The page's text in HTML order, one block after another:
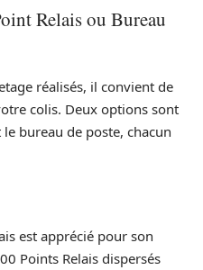
Relais ou Bureau
réalisés, il convient de
colis. Deux options sont
bureau de poste, chacun
est apprécié pour son
Points Relais dispersés